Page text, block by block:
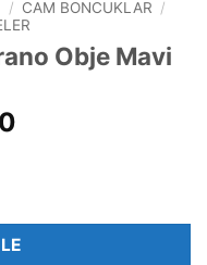
/ CAM BONCUKLAR /
Obje Mavi